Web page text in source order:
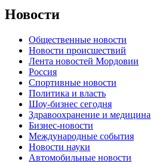
Новости
Общественные новости
Новости происшествий
Лента новостей Мордовии
Россия
Спортивные новости
Политика и власть
Шоу-бизнес сегодня
Здравоохранение и медицина
Бизнес-новости
Международные события
Новости науки
Автомобильные новости